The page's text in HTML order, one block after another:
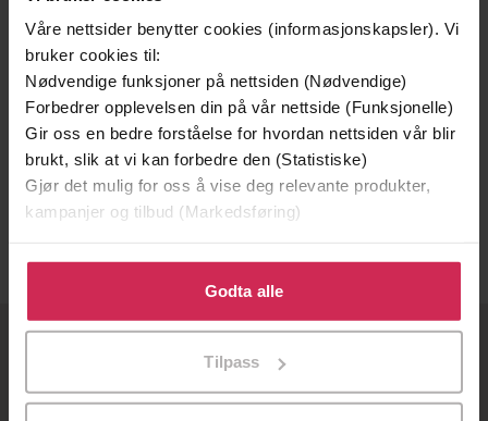
Våre nettsider benytter cookies (informasjonskapsler). Vi
bruker cookies til:
Nødvendige funksjoner på nettsiden (Nødvendige)
Forbedrer opplevelsen din på vår nettside (Funksjonelle)
Gir oss en bedre forståelse for hvordan nettsiden vår blir
brukt, slik at vi kan forbedre den (Statistiske)
Gjør det mulig for oss å vise deg relevante produkter,
kampanjer og tilbud (Markedsføring)
Klikk på «Godta alle» for å gi oss ditt samtykke til å
bruke cookies for alle disse formålene. Du kan også
tilpasse ditt samtykke til spesifikke formål ved å klikke
Godta alle
Tilpass
199,-
Ved neste korsvei
Mathilde Moe
EBOK
Om Ebok.no